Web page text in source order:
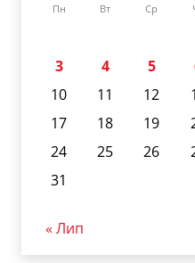
Пн Вт Ср
3
4 5
10
11 12
17
18 19
24
25 26
31
« Лип